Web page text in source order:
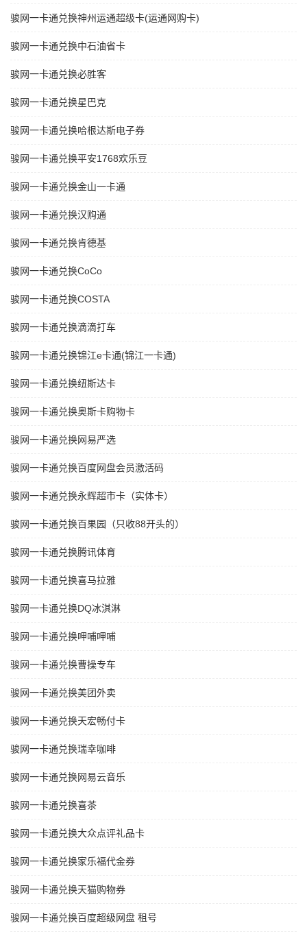
骏网一卡通兑换神州运通超级卡(运通网购卡)
骏网一卡通兑换中石油省卡
骏网一卡通兑换必胜客
骏网一卡通兑换星巴克
骏网一卡通兑换哈根达斯电子券
骏网一卡通兑换平安1768欢乐豆
骏网一卡通兑换金山一卡通
骏网一卡通兑换汉购通
骏网一卡通兑换肯德基
骏网一卡通兑换CoCo
骏网一卡通兑换COSTA
骏网一卡通兑换滴滴打车
骏网一卡通兑换锦江e卡通(锦江一卡通)
骏网一卡通兑换纽斯达卡
骏网一卡通兑换奥斯卡购物卡
骏网一卡通兑换网易严选
骏网一卡通兑换百度网盘会员激活码
骏网一卡通兑换永辉超市卡（实体卡）
骏网一卡通兑换百果园（只收88开头的）
骏网一卡通兑换腾讯体育
骏网一卡通兑换喜马拉雅
骏网一卡通兑换DQ冰淇淋
骏网一卡通兑换呷哺呷哺
骏网一卡通兑换曹操专车
骏网一卡通兑换美团外卖
骏网一卡通兑换天宏畅付卡
骏网一卡通兑换瑞幸咖啡
骏网一卡通兑换网易云音乐
骏网一卡通兑换喜茶
骏网一卡通兑换大众点评礼品卡
骏网一卡通兑换家乐福代金券
骏网一卡通兑换天猫购物券
骏网一卡通兑换百度超级网盘 租号